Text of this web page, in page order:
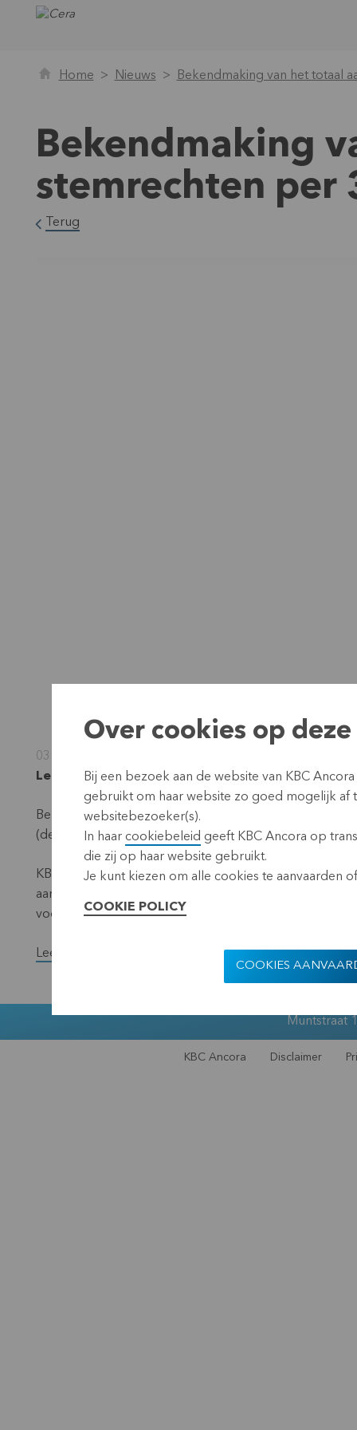
Home Nieuws Bekendmaking van het totaal
Bekendmaking
stemrechten per
Terug
03 oktober 2022
Leuven, 3 oktober 2022 (17.40 CEST)
Bekendmaking overeenkomstig de vereisten van de
(de ‘noemer’) – situatie 30 september 2022.
KBC Ancora maakt maandelijks op haar website en
aantal stemrechtverlenende effecten en het totaal
voorbije maand een wijziging ondergingen.
Lees het volledige persbericht.
Muntstraat
KBC Ancora Disclaimer
Over cookies op
Bij een bezoek aan de website van KBC
gebruikt om haar website zo goed mogelijk
websitebezoeker(s).
In haar cookiebeleid geeft KBC Ancora op
die zij op haar website gebruikt.
Je kunt kiezen om alle cookies te aanvaarden
COOKIE POLICY
COOKIES